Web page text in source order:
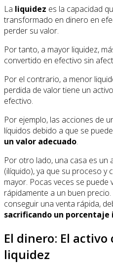
La liquidez es la capacidad
transformado en dinero en
perder su valor.
Por tanto, a mayor liquidez,
convertido en efectivo sin
Por el contrario, a menor
perdida de valor tiene un
efectivo.
Por ejemplo, las acciones de
líquidos debido a que se
un valor adecuado.
Por otro lado, una casa es un
(ilíquido), ya que su proceso y
mayor. Pocas veces se puede
rápidamente a un buen
conseguir una venta rápida,
sacrificando un
El dinero: El
liquidez